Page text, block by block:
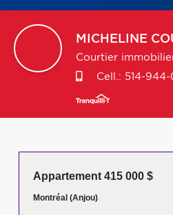
MICHELINE
Courtier
Cell.: 514-
Appartement 415 000 $
Montréal (Anjou)